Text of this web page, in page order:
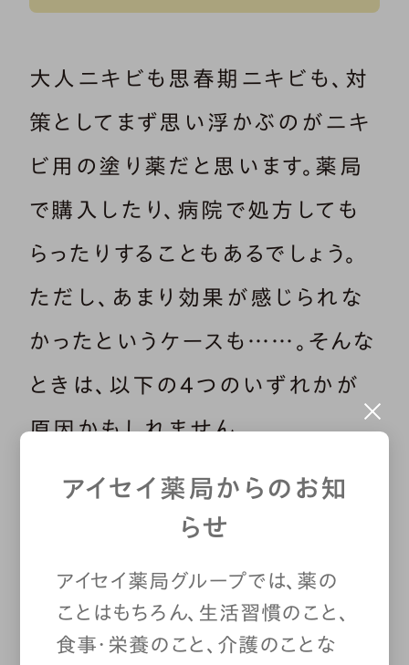
大人ニキビも思春期ニキビも、対
策としてまず思い浮かぶのがニキ
ビ用の塗り薬だと思います。薬局
で購入したり、病院で処方しても
らったりすることもあるでしょう。
ただし、あまり効果が感じられな
かったというケースも……。そんな
ときは、以下の4つのいずれかが
原因かもしれません。
① 塗る量が少なすぎ
る
アイセイ薬局からのお知
らせ
アイセイ薬局グループでは、薬の
ことはもちろん、生活習慣のこと、
食事・栄養のこと、介護のことな